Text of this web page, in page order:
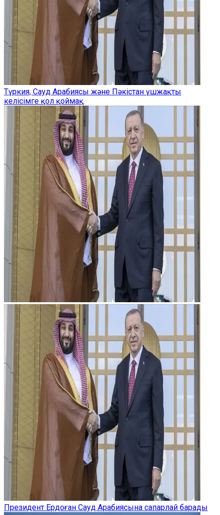
Түркия, Сауд Арабиясы және Пәкістан үшжақты
келісімге қол қоймақ
Президент Ердоған Сауд Арабиясына сапарлай барады